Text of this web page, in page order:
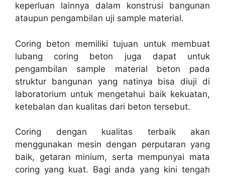
keperluan lainnya dalam konstrusi bangunan
ataupun pengambilan uji sample material.
Coring beton memiliki tujuan untuk membuat
lubang coring beton juga dapat untuk
pengambilan sample material beton pada
struktur bangunan yang natinya bisa diuji di
laboratorium untuk mengetahui baik kekuatan,
ketebalan dan kualitas dari beton tersebut.
Coring dengan kualitas terbaik akan
menggunakan mesin dengan perputaran yang
baik, getaran minium, serta mempunyai mata
coring yang kuat. Bagi anda yang kini tengah